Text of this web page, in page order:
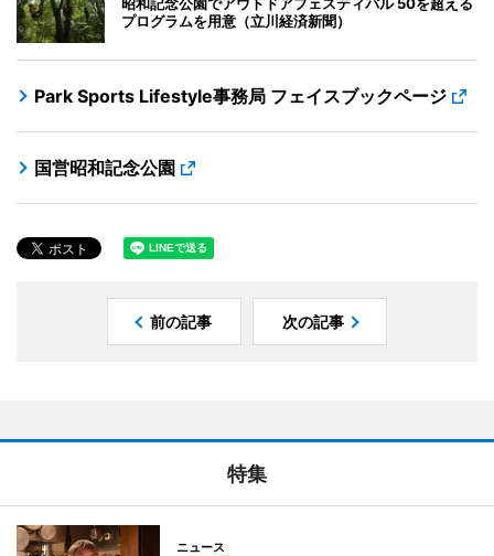
プログラムを用意（立川経済新聞）
Park Sports Lifestyle事務局 フェイスブックページ
国営昭和記念公園
前の記事 次の記事
特集
ニュース